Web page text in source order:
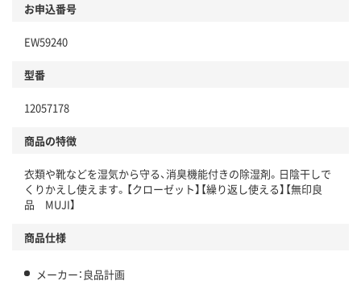
お申込番号
EW59240
型番
12057178
商品の特徴
衣類や靴などを湿気から守る、消臭機能付きの除湿剤。日陰干しで
くりかえし使えます。【クローゼット】【繰り返し使える】【無印良
品 MUJI】
商品仕様
メーカー：良品計画